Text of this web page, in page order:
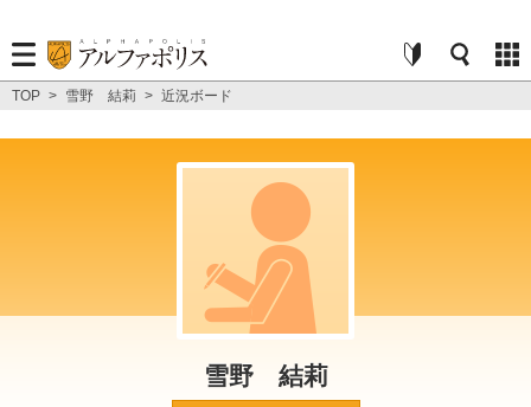
TOP > 雪野 結莉 > 近況ボード
雪野 結莉